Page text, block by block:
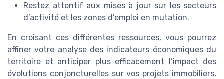
Restez attentif aux mises à jour sur les secteurs
d’activité et les zones d’emploi en mutation.
En croisant ces différentes ressources, vous pourrez
affiner votre analyse des indicateurs économiques du
territoire et anticiper plus efficacement l’impact des
évolutions conjoncturelles sur vos projets immobiliers,